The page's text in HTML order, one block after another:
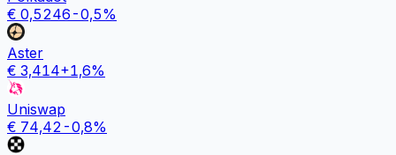
€ 0,5246 -0,5%
Aster
€ 3,414+1,6%
Uniswap
€ 74,42 -0,8%